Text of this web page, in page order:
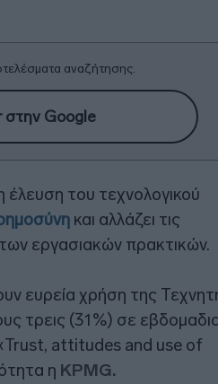
αναζήτησης.
στην Google
του τεχνολογικού
και αλλάζει τις
των εργασιακών πρακτικών.
ευρεία χρήση της
τρεις (31%) σε
attitudes and use of
η KPMG.